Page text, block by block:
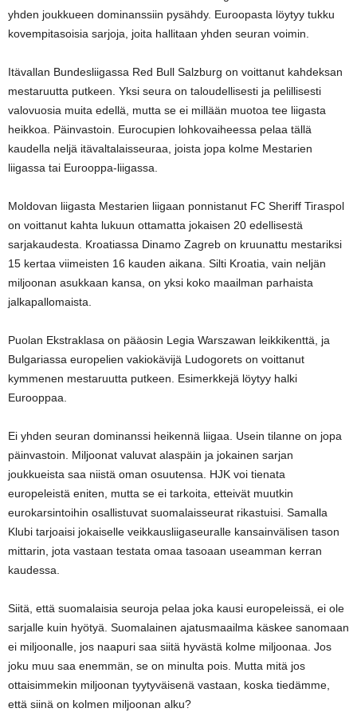
yhden joukkueen dominanssiin pysähdy. Euroopasta löytyy tukku
kovempitasoisia sarjoja, joita hallitaan yhden seuran voimin.
Itävallan Bundesliigassa Red Bull Salzburg on voittanut kahdeksan
mestaruutta putkeen. Yksi seura on taloudellisesti ja pelillisesti
valovuosia muita edellä, mutta se ei millään muotoa tee liigasta
heikkoa. Päinvastoin. Eurocupien lohkovaiheessa pelaa tällä
kaudella neljä itävaltalaisseuraa, joista jopa kolme Mestarien
liigassa tai Eurooppa-liigassa.
Moldovan liigasta Mestarien liigaan ponnistanut FC Sheriff Tiraspol
on voittanut kahta lukuun ottamatta jokaisen 20 edellisestä
sarjakaudesta. Kroatiassa Dinamo Zagreb on kruunattu mestariksi
15 kertaa viimeisten 16 kauden aikana. Silti Kroatia, vain neljän
miljoonan asukkaan kansa, on yksi koko maailman parhaista
jalkapallomaista.
Puolan Ekstraklasa on pääosin Legia Warszawan leikkikenttä, ja
Bulgariassa europelien vakiokävijä Ludogorets on voittanut
kymmenen mestaruutta putkeen. Esimerkkejä löytyy halki
Eurooppaa.
Ei yhden seuran dominanssi heikennä liigaa. Usein tilanne on jopa
päinvastoin. Miljoonat valuvat alaspäin ja jokainen sarjan
joukkueista saa niistä oman osuutensa. HJK voi tienata
europeleistä eniten, mutta se ei tarkoita, etteivät muutkin
eurokarsintoihin osallistuvat suomalaisseurat rikastuisi. Samalla
Klubi tarjoaisi jokaiselle veikkausliigaseuralle kansainvälisen tason
mittarin, jota vastaan testata omaa tasoaan useamman kerran
kaudessa.
Siitä, että suomalaisia seuroja pelaa joka kausi europeleissä, ei ole
sarjalle kuin hyötyä. Suomalainen ajatusmaailma käskee sanomaan
ei miljoonalle, jos naapuri saa siitä hyvästä kolme miljoonaa. Jos
joku muu saa enemmän, se on minulta pois. Mutta mitä jos
ottaisimmekin miljoonan tyytyväisenä vastaan, koska tiedämme,
että siinä on kolmen miljoonan alku?